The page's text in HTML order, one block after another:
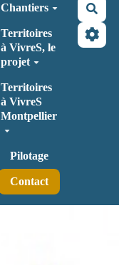
Chantiers
Territoires
à VivreS, le
projet
Territoires
à VivreS
Montpellier
Pilotage
Contact